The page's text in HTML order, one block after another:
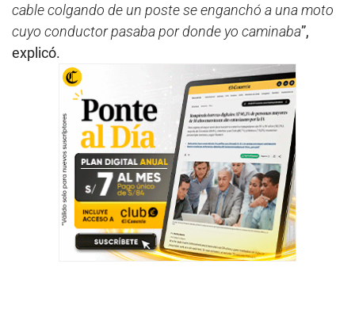
cable colgando de un poste se enganchó a una moto
cuyo conductor pasaba por donde yo caminaba”,
explicó.